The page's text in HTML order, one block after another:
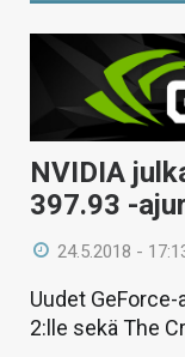
NVIDIA
397.93 -
24.5.2018 -
Uudet
2:lle sekä The